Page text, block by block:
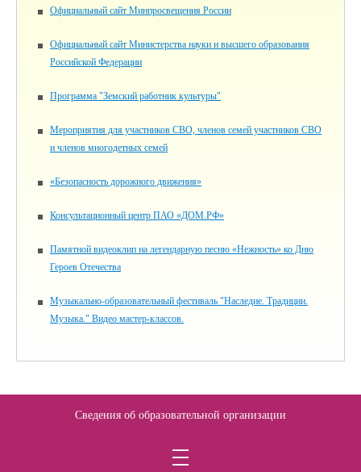
Официальный сайт Минпросвещения России
Официальный сайт Министерства науки и высшего образования
Российской Федерации
Программа "Земский работник культуры"
Мероприятия для участников СВО, членов семей участников СВО
и членов многодетных семей
«Безопасность дорожного движения»
Консультационный центр ПАО «ДОМ.РФ»
Памятной видеоклип на легендарную песню «Нежность» ко Дню
Героев Отечества
Музыкально-образовательный фестиваль "Наследие. Традиции.
Музыка." Видео мастер-классов.
Сведения об образовательной организации